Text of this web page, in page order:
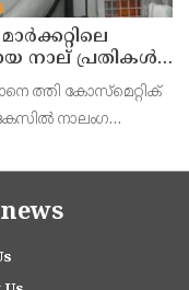
നാല് പ്രതികൾ
ത്തി കോസ്മെറ്റിക്
നാലംഗ
(70),